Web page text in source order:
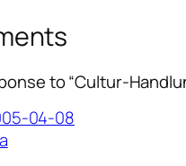
to “Cultur-
04-08